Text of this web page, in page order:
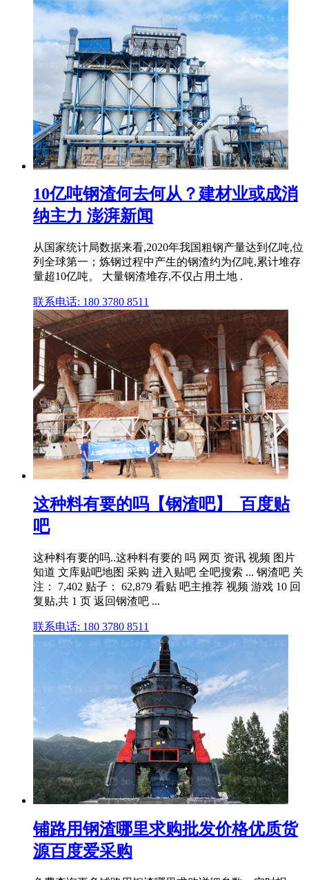
10亿吨钢渣何去何从？建材业或成消
纳主力 澎湃新闻
从国家统计局数据来看,2020年我国粗钢产量达到亿吨,位
列全球第一；炼钢过程中产生的钢渣约为亿吨,累计堆存
量超10亿吨。 大量钢渣堆存,不仅占用土地 .
联系电话: 180 3780 8511
这种料有要的吗【钢渣吧】_百度贴
吧
这种料有要的吗..这种料有要的 吗 网页 资讯 视频 图片
知道 文库贴吧地图 采购 进入贴吧 全吧搜索 ... 钢渣吧 关
注： 7,402 贴子： 62,879 看贴 吧主推荐 视频 游戏 10 回
复贴,共 1 页 返回钢渣吧 ...
联系电话: 180 3780 8511
铺路用钢渣哪里求购批发价格优质货
源百度爱采购